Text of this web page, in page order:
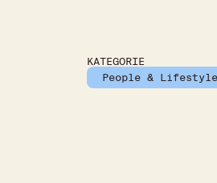
KATEGORIE
People & Lifestyle